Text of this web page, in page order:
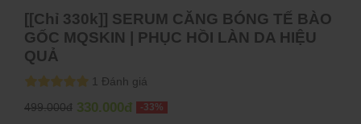
[[Chỉ 330k]] SERUM CĂNG BÓNG TẾ BÀO
GỐC MQSKIN | PHỤC HỒI LÀN DA HIỆU
QUẢ
1 Đánh giá
499.000đ 330.000đ -33%